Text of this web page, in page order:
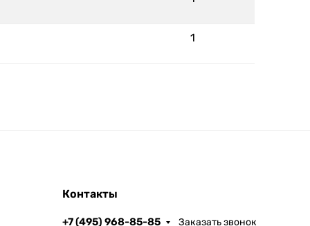
1
Контакты
+7 (495) 968-85-85 Заказать звонок